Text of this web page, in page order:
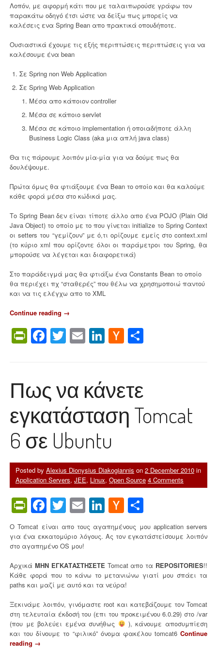
1
6
”
Λοπόν, με αφορμή κάτι που με ταλαιπωρούσε γράφω τον
παρακάτω οδηγό έτσι ώστε να δείξω πως μπορείς να
καλέσεις ενα Spring Bean απο πρακτικά οπουδήποτε.
Ουσιαστικά έχουμε τις εξής περιπτώσεις περιπτώσεις για να
καλέσουμε ένα bean
Σε Spring non Web Application
Σε Spring Web Application
Μέσα απο κάποιον controller
Μέσα σε κάποιο servlet
Μέσα σε κάποιο implementation ή οποιαδήποτε άλλη
Business Logic Class (aka μια απλή java class)
Θα τις πάρουμε λοιπόν μία-μία για να δούμε πως θα
δουλέψουμε.
Πρώτα όμως θα φτιάξουμε ένα Bean το οποίο και θα καλούμε
κάθε φορά μέσα στο κώδικά μας.
Το Spring Bean δεν είναι τίποτε άλλο απο ένα POJO (Plain Old
Java Object) το οποίο με το που γίνεται initialize το Spring Context
οι setters του “γεμίζουν” με ό,τι ορίζουμε εμείς στο context.xml
(το κύριο xml που ορίζοντε όλοι οι παράμετροι του Spring, θα
μπορούσε να λέγεται και διαφορετικά)
Στο παράδειγμά μας θα φτιάξω ένα Constants Bean το οποίο
θα περιέχει πχ “σταθερές” που θέλω να χρησημοποιώ παντού
και να τις ελέγχω απο το XML
Continue reading “
o
w
f
r
e
c
e
p
r
i
n
e
a
n
f
o
E
v
e
r
→
PrintFriendly
Facebook
Twitter
EmailLinkedIn
Hacker
News
Πως να κάνετε
εγκατάσταση Tomcat
6 σε Ubuntu
Posted by Alexius Dionysius Diakogiannis on 2 December 2010 in
Application Servers, JEE, Linux, Open Source 4 Comments
PrintFriendly
Facebook
Twitter
EmailLinkedIn
Hacker
News
Ο Tomcat είναι απο τους αγαπημένους μου application servers
για ένα εκκατομύριο λόγους. Ας τον εγκατάστείσουμε λοιπόν
στο αγαπημένο OS μου!
Αρχικά ΜΗΝ ΕΓΚΑΤΑΣΤΗΣΕΤΕ Tomcat απο τα REPOSITORIES!!
Κάθε φορά που το κάνω το μετανιώνω γιατί μου σπάει τα
paths και μαζί με αυτό και τα νεύρα!
Ξεκινάμε λοιπόν, γινόμαστε root και κατεβάζουμε τον Tomcat
στη τελευταία έκδοσή του (επι του προκειμένου 6.0.29) στο /var
(που με βολεύει εμένα συνήθως
), κάνουμε αποσυμπίεση
και του δίνουμε το “φιλικό” όνομα φακέλου tomcat6 Continue
reading “
→